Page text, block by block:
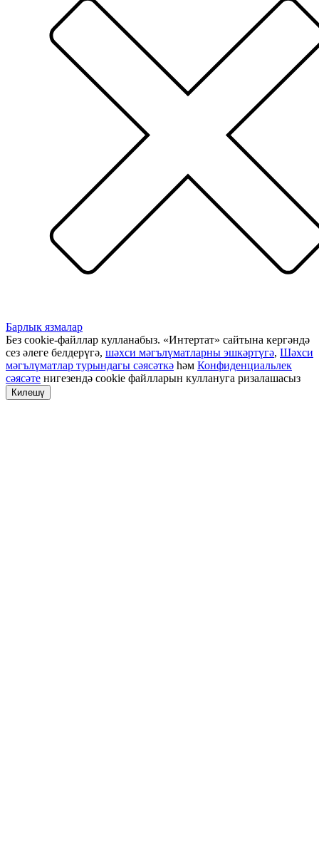
Барлык язмалар
Без cookie-файллар кулланабыз. «Интертат» сайтына кергәндә
сез әлеге белдерүгә, шәхси мәгълүматларны эшкәртүгә, Шәхси
мәгълүматлар турындагы сәясәткә һәм Конфиденциальлек
сәясәте нигезендә cookie файлларын куллануга ризалашасыз
Килешү